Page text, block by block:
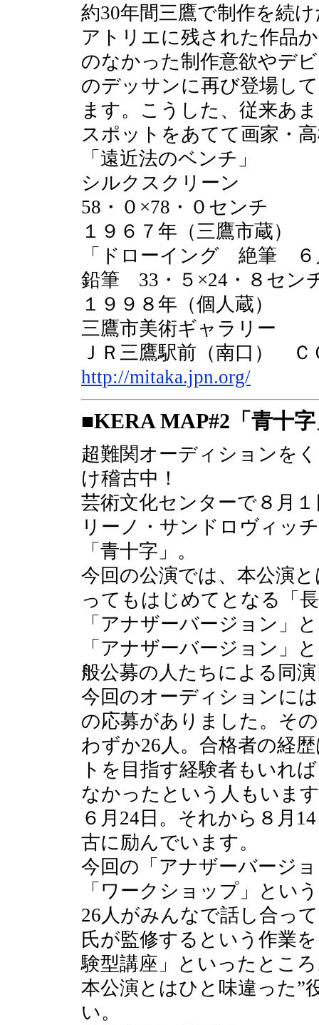
約30年間三鷹で制作を続
アトリエに残された作品
のなかった制作意欲やデ
のデッサンに再び登場し
ます。こうした、従来あ
スポットをあてて画家・
「遠近法のベンチ」
シルクスクリーン
58・０×78・０センチ
１９６７年（三鷹市蔵）
「ドローイング 絶筆 ６
鉛筆 33・５×24・８セン
１９９８年（個人蔵）
三鷹市美術ギャラリー
ＪＲ三鷹駅前（南口）
http://mitaka.jpn.org/
■KERA MAP#2「青十
超難関オーディションを
け稽古中！
芸術文化センターで８月
リーノ・サンドロヴィッ
「青十字」。
今回の公演では、本公演
ってもはじめてとなる「
「アナザーバージョン」
「アナザーバージョン」
般公募の人たちによる同
今回のオーディションに
の応募がありました。そ
わずか26人。合格者の経
トを目指す経験者もいれ
なかったという人もいま
６月24日。それから８月
古に励んでいます。
今回の「アナザーバージ
「ワークショップ」とい
26人がみんなで話し合っ
氏が監修するという作業
験型講座」といったとこ
本公演とはひと味違った”
い。